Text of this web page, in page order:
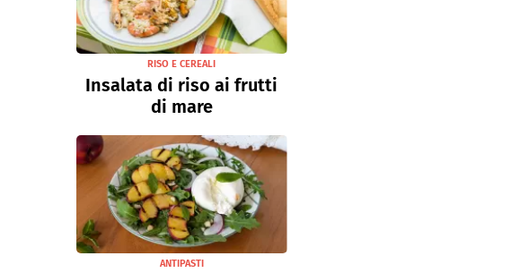
RISO E CEREALI
Insalata di riso ai frutti
di mare
ANTIPASTI